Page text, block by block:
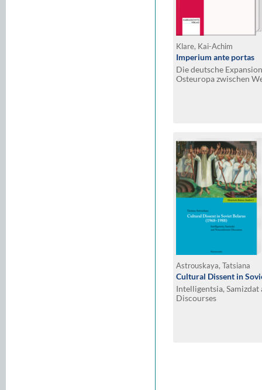
Klare, Kai-Achim
Imperium ante portas
Die deutsche
Osteuropa zwischen
Astrouskaya, Tatsiana
Cultural Dissent in
Intelligentsia,
Discourses